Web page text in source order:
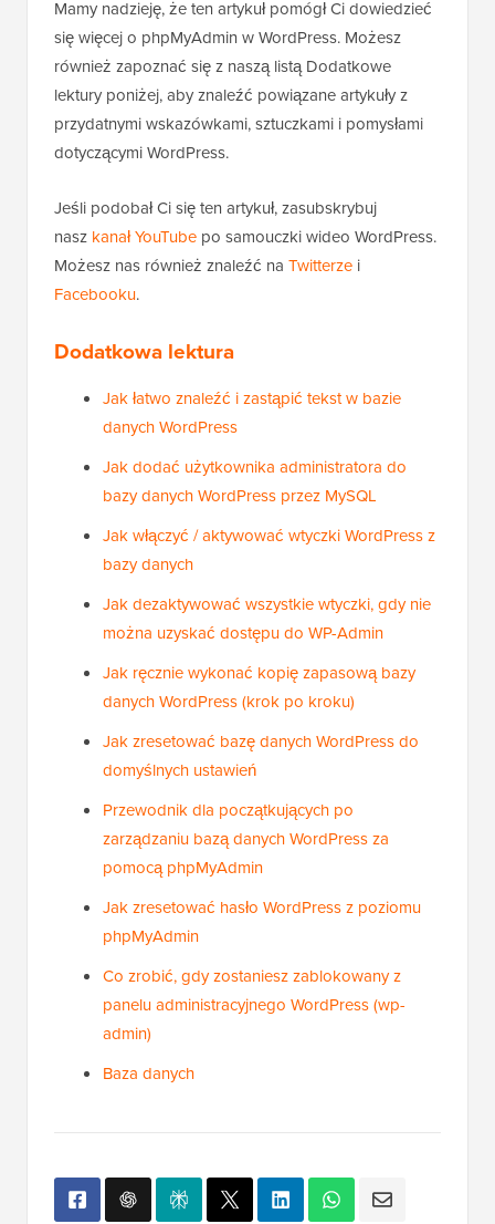
Mamy nadzieję, że ten artykuł pomógł Ci dowiedzieć
się więcej o phpMyAdmin w WordPress. Możesz
również zapoznać się z naszą listą Dodatkowe
lektury poniżej, aby znaleźć powiązane artykuły z
przydatnymi wskazówkami, sztuczkami i pomysłami
Jeśli podobał Ci się ten artykuł, zasubskrybuj
naszkanał YouTubepo samouczki wideo WordPress.
Możesz nas również znaleźć na
Jak łatwo znaleźć i zastąpić tekst w bazie
danych WordPress
Jak dodać użytkownika administratora do
bazy danych WordPress przez MySQL
Jak włączyć / aktywować wtyczki WordPress z
Jak dezaktywować wszystkie wtyczki, gdy nie
można uzyskać dostępu do WP-Admin
Jak ręcznie wykonać kopię zapasową bazy
danych WordPress (krok po kroku)
Jak zresetować bazę danych WordPress do
domyślnych ustawień
Przewodnik dla początkujących po
zarządzaniu bazą danych WordPress za
pomocą phpMyAdmin
Jak zresetować hasło WordPress z poziomu
phpMyAdmin
Co zrobić, gdy zostaniesz zablokowany z
panelu administracyjnego WordPress (wp-